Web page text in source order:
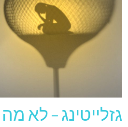
גזלייטינג – לא